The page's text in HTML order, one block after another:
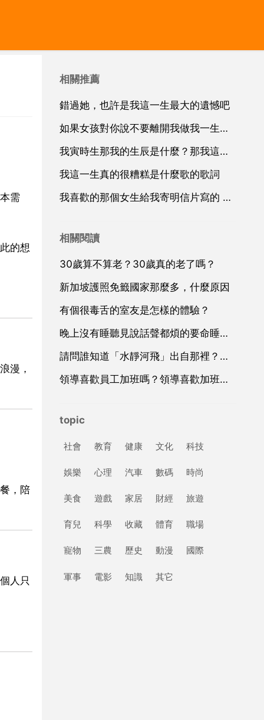
需
的想
漫，
，陪
人只
相關推薦
錯過她，也許是我這一生最大的遺憾吧
如果女孩對你說不要離開我做我一生最好的朋友，做我的
我寅時生那我的生辰是什麼？那我這一生中的財運怎樣
我這一生真的很糟糕是什麼歌的歌詞
我喜歡的那個女生給我寄明信片寫的 願這一生不是一期一會“意思是想說什麼
相關閱讀
30歲算不算老？30歲真的老了嗎？
新加坡護照免籤國家那麼多，什麼原因
有個很毒舌的室友是怎樣的體驗？
晚上沒有睡聽見說話聲都煩的要命睡著了做夢都是生氣的事？
請問誰知道「水靜河飛」出自那裡？是什麼意思？
領導喜歡員工加班嗎？領導喜歡加班的員工嗎
topic
社會 教育 健康 文化 科技
娛樂 心理 汽車 數碼 時尚
美食 遊戲 家居 財經 旅遊
育兒 科學 收藏 體育 職場
寵物 三農 歷史 動漫 國際
軍事 電影 知識 其它